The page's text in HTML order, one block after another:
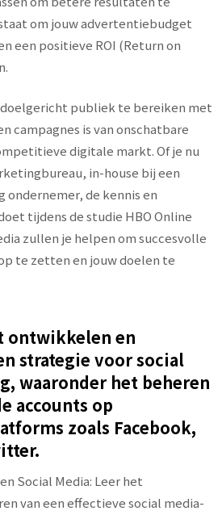
om jouw advertentiebudget
een positieve ROI (Return on
publiek te bereiken met
campagnes is van onschatbare
digitale markt. Of je nu
in-house bij een
ondernemer, de kennis en
tijdens de studie HBO Online
zullen je helpen om succesvolle
te zetten en jouw doelen te
ontwikkelen en
strategie voor social
waaronder het beheren
accounts op
zoals Facebook,
Social Media: Leer het
van een effectieve social media-